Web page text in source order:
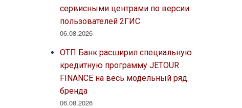
сервисными центрами по версии
пользователей 2ГИС
06.08.2026
ОТП Банк расширил специальную
кредитную программу JETOUR
FINANCE на весь модельный ряд
бренда
06.08.2026